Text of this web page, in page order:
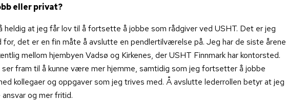
eller privat?
heldig at jeg får lov til å fortsette å jobbe som rådgiver ved USHT. Det er jeg
for, det er en fin måte å avslutte en pendlertilværelse på. Jeg har de siste årene
mellom hjembyen Vadsø og Kirkenes, der USHT Finnmark har kontorsted.
ser fram til å kunne være mer hjemme, samtidig som jeg fortsetter å jobbe
kollegaer og oppgaver som jeg trives med. Å avslutte lederrollen betyr at jeg
ansvar og mer fritid.